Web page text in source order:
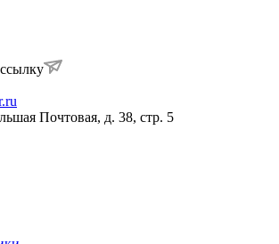
Почтовая, д. 38, стр. 5